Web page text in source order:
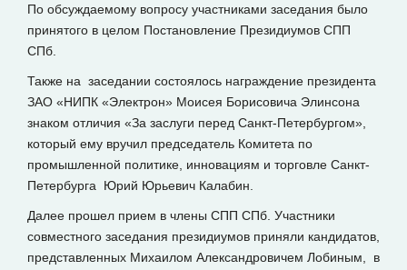
По обсуждаемому вопросу участниками заседания было
принятого в целом Постановление Президиумов СПП
СПб.
Также на заседании состоялось награждение президента
ЗАО «НИПК «Электрон» Моисея Борисовича Элинсона
знаком отличия «За заслуги перед Санкт-Петербургом»,
который ему вручил председатель Комитета по
промышленной политике, инновациям и торговле Санкт-
Петербурга Юрий Юрьевич Калабин.
Далее прошел прием в члены СПП СПб. Участники
совместного заседания президиумов приняли кандидатов,
представленных Михаилом Александровичем Лобиным, в